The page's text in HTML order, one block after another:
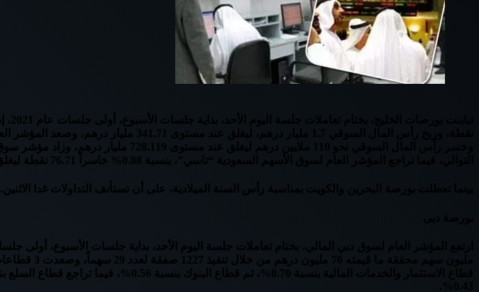
التوالي، فيما تراجع المؤشر العام لسوق الأسهم السعودية “تاسي”، بنسبة 0.88% خاسراً 76.71 نقطة ليغلق عند مستوى 8612.82 نقطة.
بينما تعطلت بورصة البحرين والكويت بمناسبة رأس السنة الميلادية، على أن تستأنف التداولات غدا الاثنين.